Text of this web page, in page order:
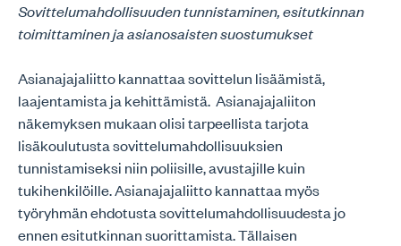
Sovittelumahdollisuuden tunnistaminen, esitutkinnan
toimittaminen ja asianosaisten suostumukset
Asianajajaliitto kannattaa sovittelun lisäämistä,
laajentamista ja kehittämistä. Asianajajaliiton
näkemyksen mukaan olisi tarpeellista tarjota
lisäkoulutusta sovittelumahdollisuuksien
tunnistamiseksi niin poliisille, avustajille kuin
tukihenkilöille. Asianajajaliitto kannattaa myös
työryhmän ehdotusta sovittelumahdollisuudesta jo
ennen esitutkinnan suorittamista. Tällaisen